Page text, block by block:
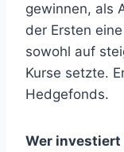
gewinnen, als
der Ersten
sowohl auf
Kurse setzte.
Hedgefonds.
Wer investiert